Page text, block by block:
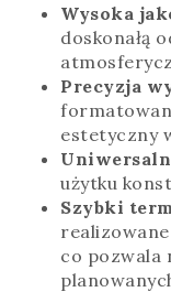
Wysoka
doskonałą
Precyzja
estetyczny
użytku
Szybki
co pozwala